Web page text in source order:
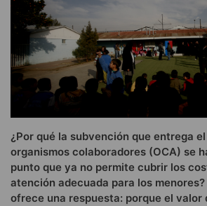
¿Por qué la subvención que entrega
organismos colaboradores (OCA) se
punto que ya no permite cubrir los
atención adecuada para los
ofrece una respuesta: porque el valor